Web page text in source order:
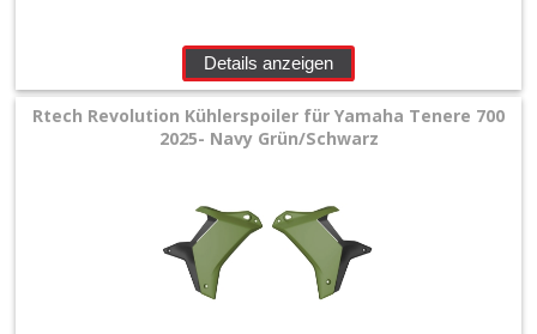
Details anzeigen
Rtech Revolution Kühlerspoiler für Yamaha Tenere 700
2025- Navy Grün/Schwarz